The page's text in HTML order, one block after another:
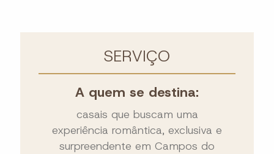
SERVIÇO
A quem se destina:
casais que buscam uma
experiência romântica, exclusiva e
surpreendente em Campos do